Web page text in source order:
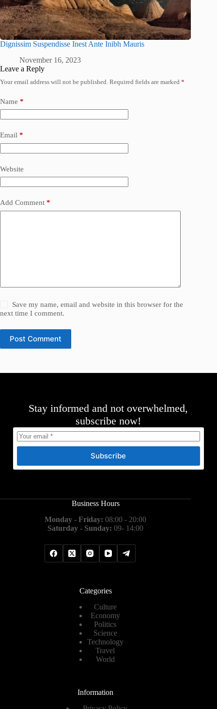
Dignissim Suspendisse Inest Ante Inibh Mauris
November 16, 2023
Leave a Reply
Your email address will not be published. Required fields are marked *
Name *
Email *
Website
Add Comment *
Save my name, email and website in this browser for the
next time I comment.
Post Comment
Stay informed and not overwhelmed,
subscribe now!
Subscribe
Business Hours
Monday - Friday: 08:00 - 20:00
Saturday - Sunday: 09- 14:00
Categories
Culture
Economy
Politics
Science
Technology
Travel
World
Information